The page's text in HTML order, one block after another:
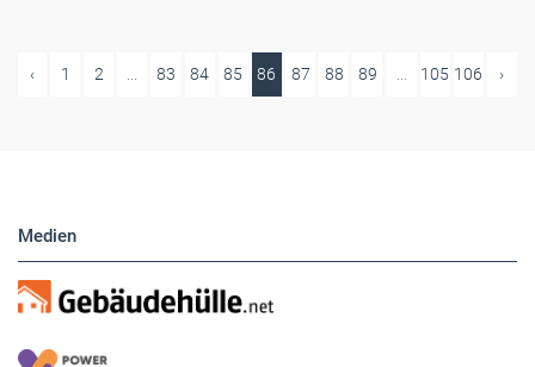
‹ 1 2 ... 83 84 85 86 87 88 89 ... 105 106 ›
Medien